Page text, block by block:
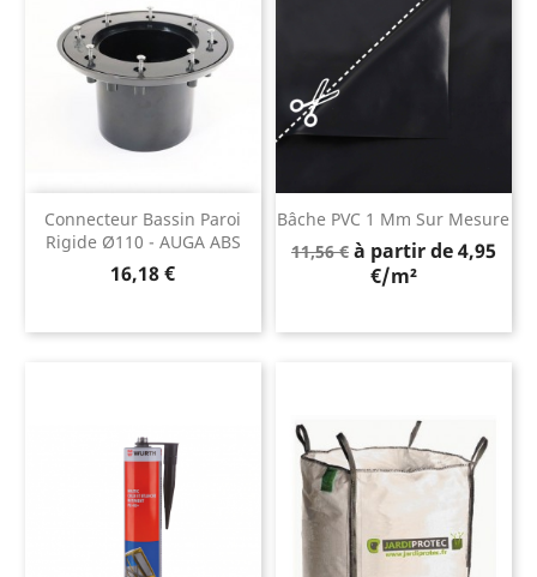
Connecteur Bassin Paroi
Rigide Ø110 - AUGA ABS
Prix
16,18 €
Bâche PVC 1 Mm Sur Mesure
Prix
11,56 € à partir de 4,95
€/m²